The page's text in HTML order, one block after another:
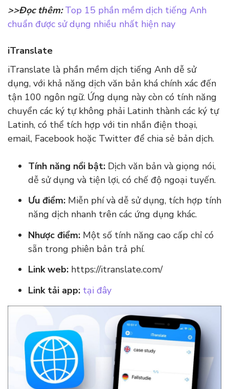
>>Đọc thêm:Top 15 phần mềm dịch tiếng Anh
chuẩn được sử dụng nhiều nhất hiện nay
iTranslate
iTranslate là phần mềm dịch tiếng Anh dễ sử
dụng, với khả năng dịch văn bản khá chính xác đến
tận 100 ngôn ngữ. Ứng dụng này còn có tính năng
chuyển các ký tự không phải Latinh thành các ký tự
Latinh, có thể tích hợp với tin nhắn điện thoại,
email, Facebook hoặc Twitter để chia sẻ bản dịch.
Tính năng nổi bật: Dịch văn bản và giọng nói,
dễ sử dụng và tiện lợi, có chế độ ngoại tuyến.
Ưu điểm: Miễn phí và dễ sử dụng, tích hợp tính
năng dịch nhanh trên các ứng dụng khác.
Nhược điểm: Một số tính năng cao cấp chỉ có
sẵn trong phiên bản trả phí.
Link web: https://itranslate.com/
Link tải app: tại đây